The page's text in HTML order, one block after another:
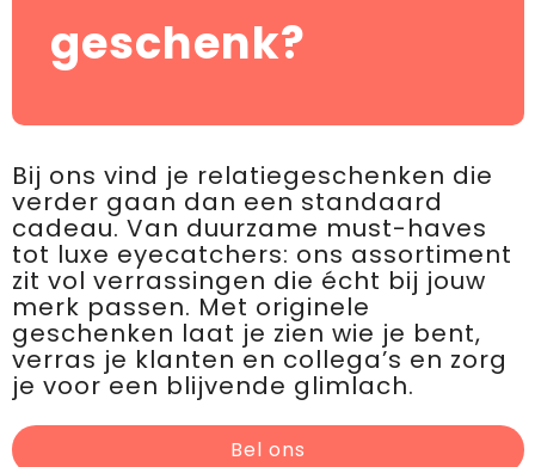
geschenk?
Bij ons vind je relatiegeschenken die
verder gaan dan een standaard
cadeau. Van duurzame must-haves
tot luxe eyecatchers: ons assortiment
zit vol verrassingen die écht bij jouw
merk passen. Met originele
geschenken laat je zien wie je bent,
verras je klanten en collega’s en zorg
je voor een blijvende glimlach.
Bel ons